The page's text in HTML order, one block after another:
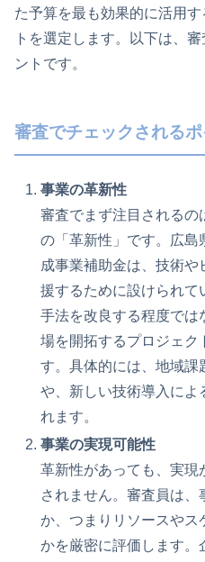
た予算を最も効果的に活用
トを選定します。以下は、
ントです。
審査でチェックされるポ
事業の革新性
審査でまず注目されるの
の「革新性」です。広島
成事業補助金は、技術
援するために設けられて
手法を改良する程度では
場を開拓するプロジェク
す。具体的には、地域課
や、新しい技術導入によ
れます。
事業の実現可能性
革新性があっても、実現
されません。審査員は、
か、つまりリソースやス
かを厳密に評価します。